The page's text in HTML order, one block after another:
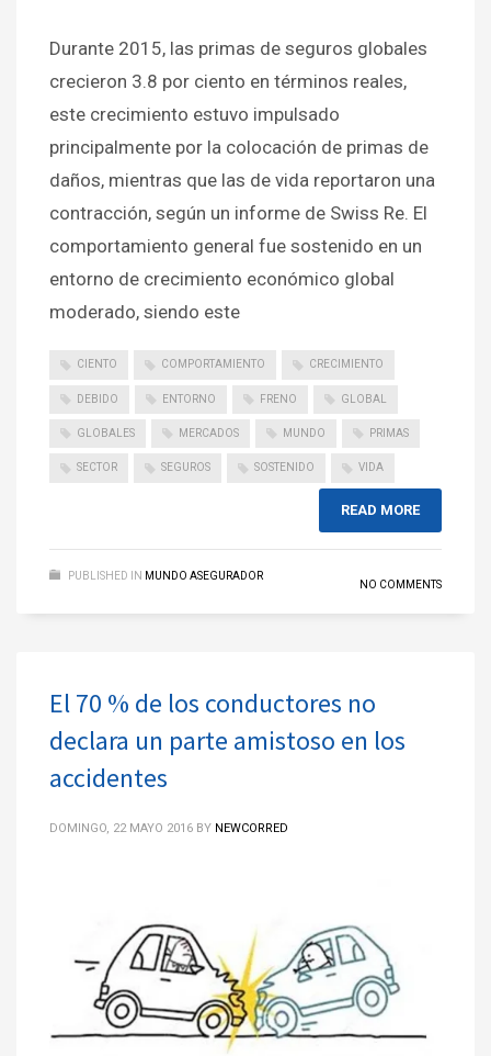
Durante 2015, las primas de seguros globales
crecieron 3.8 por ciento en términos reales,
este crecimiento estuvo impulsado
principalmente por la colocación de primas de
daños, mientras que las de vida reportaron una
contracción, según un informe de Swiss Re. El
comportamiento general fue sostenido en un
entorno de crecimiento económico global
moderado, siendo este
CIENTO COMPORTAMIENTO CRECIMIENTO
DEBIDO ENTORNO FRENO GLOBAL
GLOBALES MERCADOS MUNDO PRIMAS
SECTOR SEGUROS SOSTENIDO VIDA
READ MORE
PUBLISHED IN MUNDO ASEGURADOR
NO COMMENTS
El 70 % de los conductores no
declara un parte amistoso en los
accidentes
DOMINGO, 22 MAYO 2016 BY NEWCORRED